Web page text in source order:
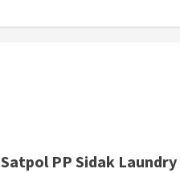
Satpol PP Sidak